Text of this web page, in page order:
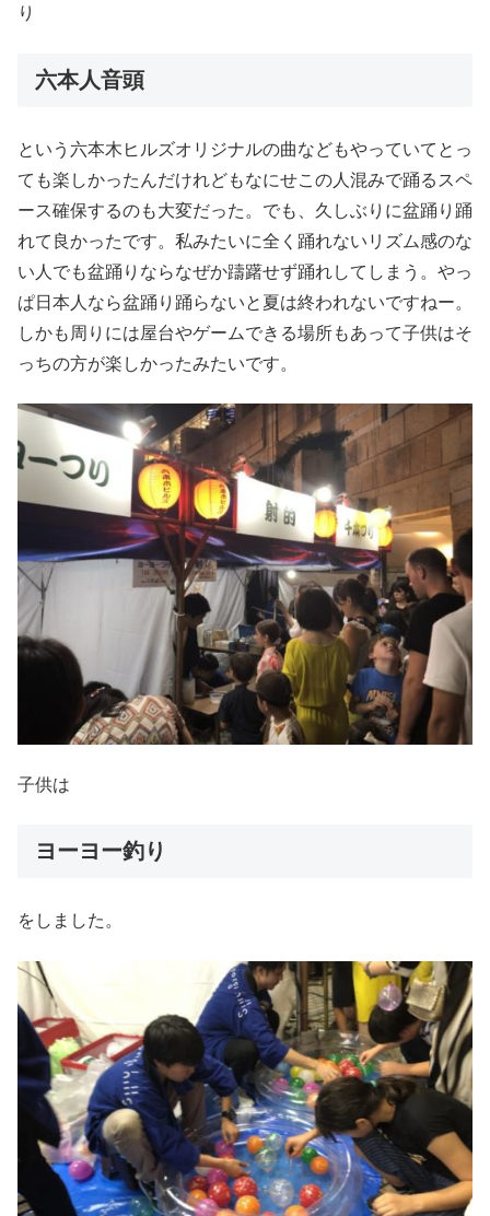
り
六本人音頭
という六本木ヒルズオリジナルの曲などもやっていてとっ
ても楽しかったんだけれどもなにせこの人混みで踊るスペ
ース確保するのも大変だった。でも、久しぶりに盆踊り踊
れて良かったです。私みたいに全く踊れないリズム感のな
い人でも盆踊りならなぜか躊躇せず踊れしてしまう。やっ
ぱ日本人なら盆踊り踊らないと夏は終われないですねー。
しかも周りには屋台やゲームできる場所もあって子供はそ
っちの方が楽しかったみたいです。
子供は
ヨーヨー釣り
をしました。